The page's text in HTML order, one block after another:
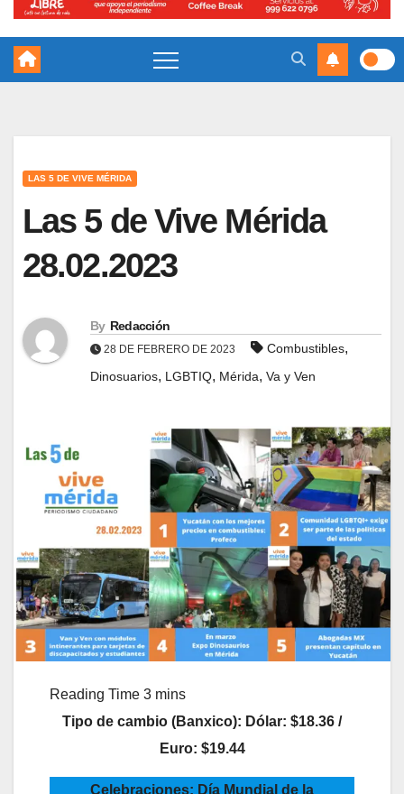
LAS 5 DE VIVE MÉRIDA
Las 5 de Vive Mérida
28.02.2023
By Redacción
28 DE FEBRERO DE 2023 Combustibles,
Dinosuarios, LGBTIQ, Mérida, Va y Ven
Tipo de cambio (Banxico): Dólar: $18.36 /
Euro: $19.44
Celebraciones: Día Mundial de la